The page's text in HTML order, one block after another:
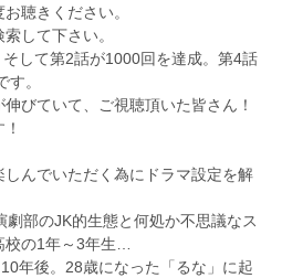
聴きください。
して下さい。
して第2話が1000回を達成。第4話
。
びていて、ご視聴頂いた皆さん！
んでいただく為にドラマ設定を解
部のJK的生態と何処か不思議なス
校の1年～3年生…
年後。28歳になった「るな」に起